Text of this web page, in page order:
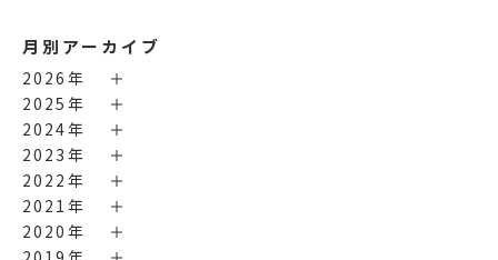
月別アーカイブ
2026年
2025年
2024年
2023年
2022年
2021年
2020年